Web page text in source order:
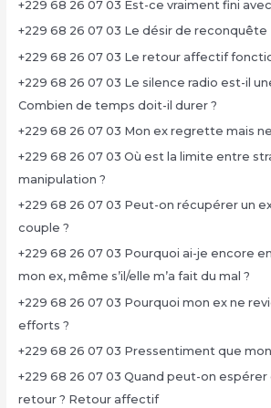
+229 68 26 07 03 Est-ce vraiment fini
+229 68 26 07 03 Le désir de reconquête
+229 68 26 07 03 Le retour affectif
+229 68 26 07 03 Le silence radio est-il
Combien de temps doit-il durer ?
+229 68 26 07 03 Mon ex regrette mais
+229 68 26 07 03 Où est la limite entre
manipulation ?
+229 68 26 07 03 Peut-on récupérer un
couple ?
+229 68 26 07 03 Pourquoi ai-je encore
mon ex, même s’il/elle m’a fait du mal ?
+229 68 26 07 03 Pourquoi mon ex ne
efforts ?
+229 68 26 07 03 Pressentiment que
+229 68 26 07 03 Quand peut-on espérer
retour ? Retour affectif